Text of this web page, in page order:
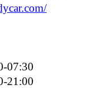
07:30
21:00